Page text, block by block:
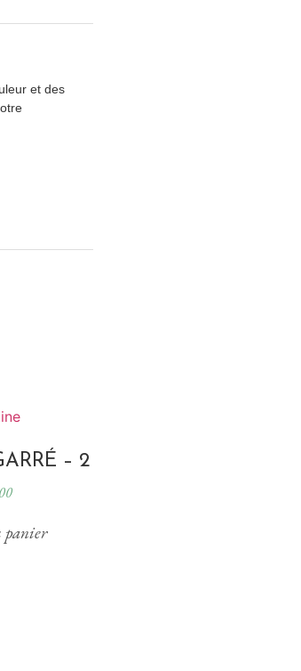
et des
– 2
panier